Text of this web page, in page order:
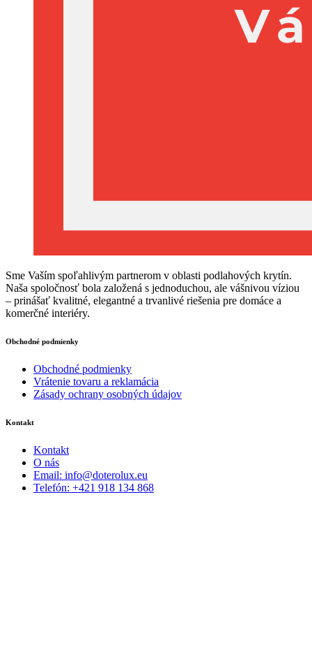
Sme Vaším spoľahlivým partnerom v oblasti podlahových krytín.
Naša spoločnosť bola založená s jednoduchou, ale vášnivou víziou
– prinášať kvalitné, elegantné a trvanlivé riešenia pre domáce a
komerčné interiéry.
Obchodné podmienky
Obchodné podmienky
Vrátenie tovaru a reklamácia
Zásady ochrany osobných údajov
Kontakt
Kontakt
O nás
Email: info@doterolux.eu
Telefón: +421 918 134 868